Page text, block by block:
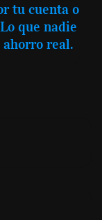
tu cuenta o
que nadie
real.